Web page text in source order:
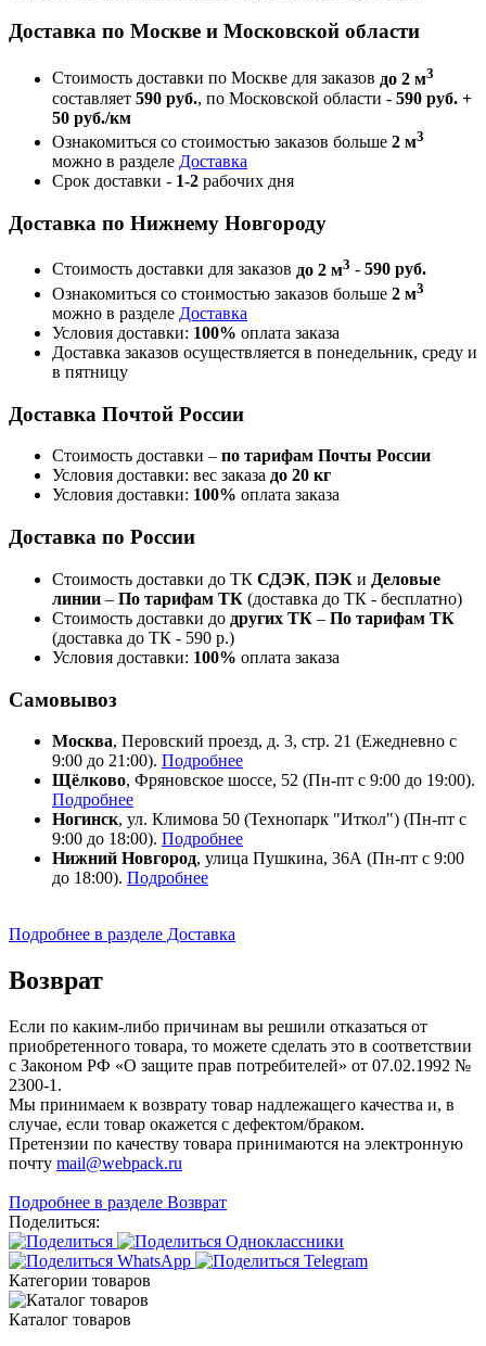
Доставка по Москве и Московской области
Стоимость доставки по Москве для заказов до 2 м3
составляет 590 руб., по Московской области - 590 руб. +
50 руб./км
Ознакомиться со стоимостью заказов больше 2 м3
можно в разделе Доставка
Срок доставки - 1-2 рабочих дня
Доставка по Нижнему Новгороду
Стоимость доставки для заказов до 2 м3 - 590 руб.
Ознакомиться со стоимостью заказов больше 2 м3
можно в разделе Доставка
Условия доставки: 100% оплата заказа
Доставка заказов осуществляется в понедельник, среду и
в пятницу
Доставка Почтой России
Стоимость доставки – по тарифам Почты России
Условия доставки: вес заказа до 20 кг
Условия доставки: 100% оплата заказа
Доставка по России
Стоимость доставки до ТК СДЭК, ПЭК и Деловые
линии – По тарифам ТК (доставка до ТК - бесплатно)
Стоимость доставки до других ТК – По тарифам ТК
(доставка до ТК - 590 р.)
Условия доставки: 100% оплата заказа
Самовывоз
Москва, Перовский проезд, д. 3, стр. 21 (Ежедневно с
9:00 до 21:00). Подробнее
Щёлково, Фряновское шоссе, 52 (Пн-пт с 9:00 до 19:00).
Подробнее
Ногинск, ул. Климова 50 (​Технопарк "Иткол") (Пн-пт с
9:00 до 18:00). Подробнее
Нижний Новгород, улица Пушкина, 36А (Пн-пт с 9:00
до 18:00). Подробнее
Подробнее в разделе Доставка
Возврат
Если по каким-либо причинам вы решили отказаться от
приобретенного товара, то можете сделать это в соответствии
с Законом РФ «О защите прав потребителей» от 07.02.1992 №
2300-1.
Мы принимаем к возврату товар надлежащего качества и, в
случае, если товар окажется с дефектом/браком.
Претензии по качеству товара принимаются на электронную
почту mail@webpack.ru
Подробнее в разделе Возврат
Поделиться:
Категории товаров
Каталог товаров